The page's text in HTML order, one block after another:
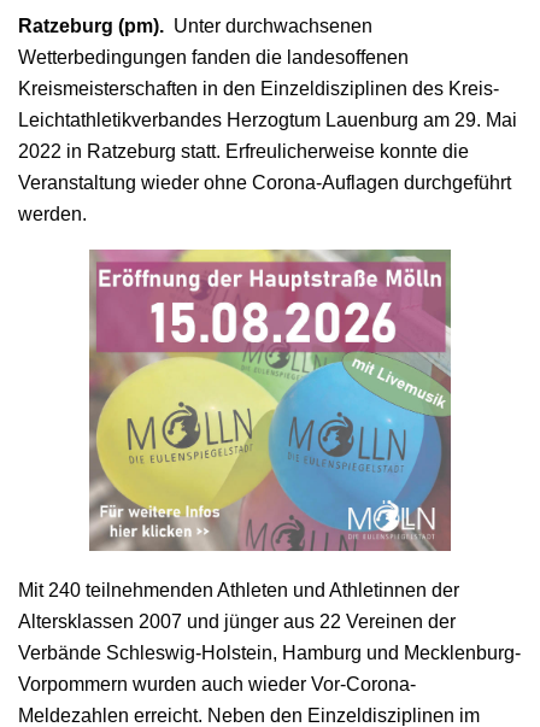
Ratzeburg (pm). Unter durchwachsenen
Wetterbedingungen fanden die landesoffenen
Kreismeisterschaften in den Einzeldisziplinen des Kreis-
Leichtathletikverbandes Herzogtum Lauenburg am 29. Mai
2022 in Ratzeburg statt. Erfreulicherweise konnte die
Veranstaltung wieder ohne Corona-Auflagen durchgeführt
werden.
Mit 240 teilnehmenden Athleten und Athletinnen der
Altersklassen 2007 und jünger aus 22 Vereinen der
Verbände Schleswig-Holstein, Hamburg und Mecklenburg-
Vorpommern wurden auch wieder Vor-Corona-
Meldezahlen erreicht. Neben den Einzeldisziplinen im